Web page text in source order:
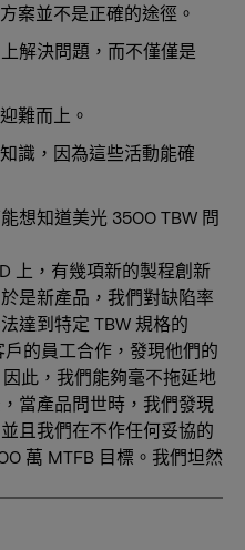
案並不是正確的途徑。
解決問題，而不僅僅是
難而上。
識，因為這些活動能確
想知道美光 3500 TBW 問
上，有幾項新的製程創新
是新產品，我們對缺陷率
達到特定 TBW 規格的
的員工合作，發現他們的
此，我們能夠毫不拖延地
當產品問世時，我們發現
且我們在不作任何妥協的
萬 MTFB 目標。我們坦然